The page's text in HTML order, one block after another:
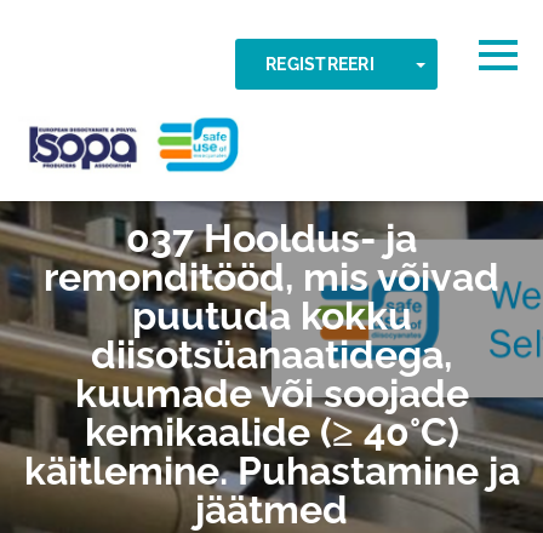
REGISTREERI TOGGLE
ISOPA-AISBL
037 Hooldus- ja
remonditööd, mis võivad
puutuda kokku
diisotsüanaatidega,
kuumade või soojade
kemikaalide (≥ 40°C)
käitlemine. Puhastamine ja
jäätmed